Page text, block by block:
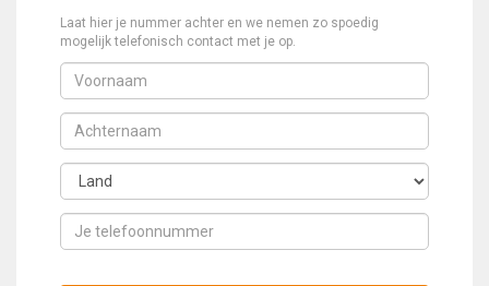
Laat hier je nummer achter en we nemen zo spoedig
mogelijk telefonisch contact met je op.